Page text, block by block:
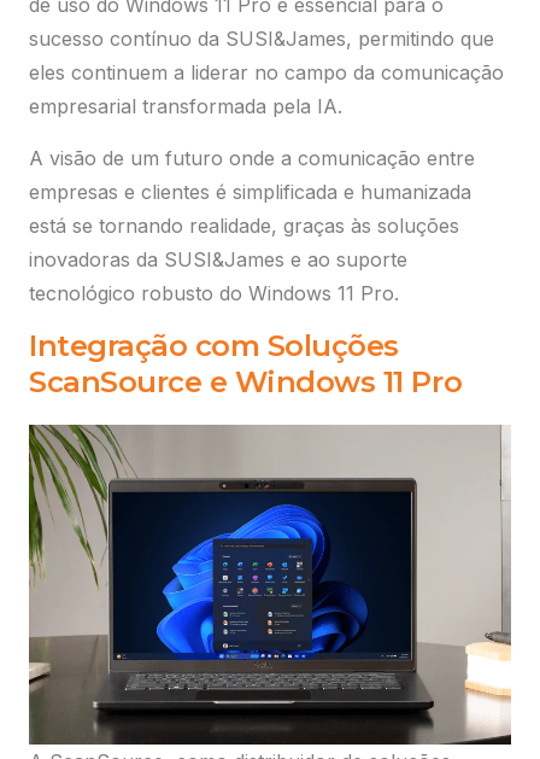
sucesso contínuo da SUSI&James, permitindo que
eles continuem a liderar no campo da comunicação
empresarial transformada pela IA.
A visão de um futuro onde a comunicação entre
empresas e clientes é simplificada e humanizada
está se tornando realidade, graças às soluções
inovadoras da SUSI&James e ao suporte
tecnológico robusto do Windows 11 Pro.
Integração com Soluções
ScanSource e Windows 11 Pro